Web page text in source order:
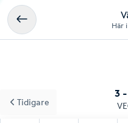
Här
3
Tidigare